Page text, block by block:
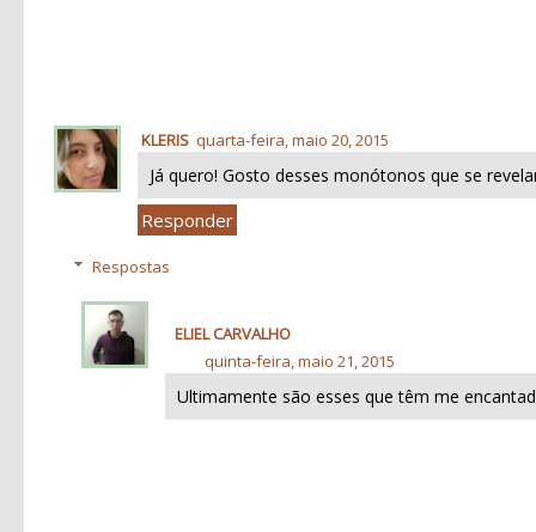
KLERIS quarta-feira, maio 20, 2015
Já quero! Gosto desses monótonos que se
Responder
Respostas
ELIEL CARVALHO
quinta-feira, maio 21, 2015
Ultimamente são esses que têm me